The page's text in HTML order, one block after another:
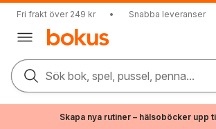
Fri frakt över 249 kr • Snabba leveranser
Sök bok, spel, pussel, penna...
Skapa nya rutiner – hälsoböcker upp